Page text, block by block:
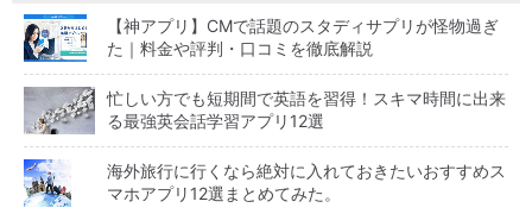
【神アプリ】CMで話題のスタディサプリが怪物過ぎ
た｜料金や評判・口コミを徹底解説
忙しい方でも短期間で英語を習得！スキマ時間に出来
る最強英会話学習アプリ12選
海外旅行に行くなら絶対に入れておきたいおすすめス
マホアプリ12選まとめてみた。